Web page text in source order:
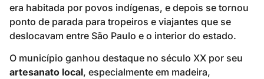
era habitada por povos indígenas, e depois se tornou
ponto de parada para tropeiros e viajantes que se
deslocavam entre São Paulo e o interior do estado.
O município ganhou destaque no século XX por seu
artesanato local, especialmente em madeira,